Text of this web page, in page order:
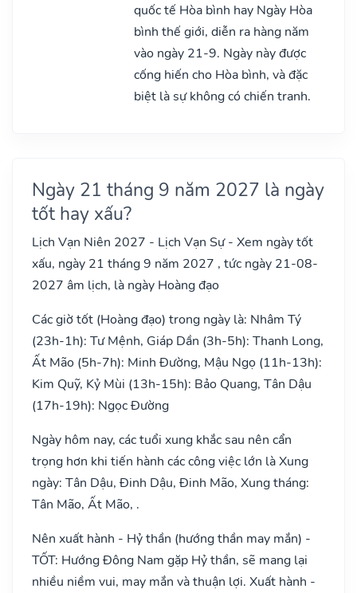
quốc tế Hòa bình hay Ngày Hòa
bình thế giới, diễn ra hàng năm
vào ngày 21-9. Ngày này được
cống hiến cho Hòa bình, và đặc
biệt là sự không có chiến tranh.
Ngày 21 tháng 9 năm 2027 là ngày
tốt hay xấu?
Lịch Vạn Niên 2027 - Lịch Vạn Sự - Xem ngày tốt
xấu, ngày 21 tháng 9 năm 2027 , tức ngày 21-08-
2027 âm lịch, là ngày Hoàng đạo
Các giờ tốt (Hoàng đạo) trong ngày là: Nhâm Tý
(23h-1h): Tư Mệnh, Giáp Dần (3h-5h): Thanh Long,
Ất Mão (5h-7h): Minh Đường, Mậu Ngọ (11h-13h):
Kim Quỹ, Kỷ Mùi (13h-15h): Bảo Quang, Tân Dậu
(17h-19h): Ngọc Đường
Ngày hôm nay, các tuổi xung khắc sau nên cẩn
trọng hơn khi tiến hành các công việc lớn là Xung
ngày: Tân Dậu, Đinh Dậu, Đinh Mão, Xung tháng:
Tân Mão, Ất Mão, .
Nên xuất hành - Hỷ thần (hướng thần may mắn) -
TỐT: Hướng Đông Nam gặp Hỷ thần, sẽ mang lại
nhiều niềm vui, may mắn và thuận lợi. Xuất hành -